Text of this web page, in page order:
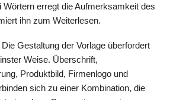
Wörtern erregt die Aufmerksamkeit des
ihn zum Weiterlesen.
Die Gestaltung der Vorlage überfordert
Weise. Überschrift,
Produktbild, Firmenlogo und
sich zu einer Kombination, die